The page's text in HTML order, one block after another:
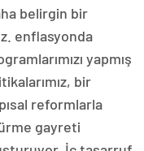
belirgin bir
enflasyonda
yapmış
bir
reformlarla
gayreti